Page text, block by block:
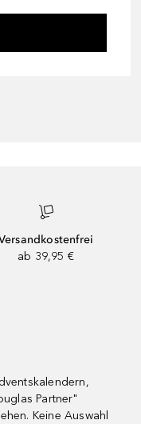
ab 39,95 €
Partner"
Keine Auswahl